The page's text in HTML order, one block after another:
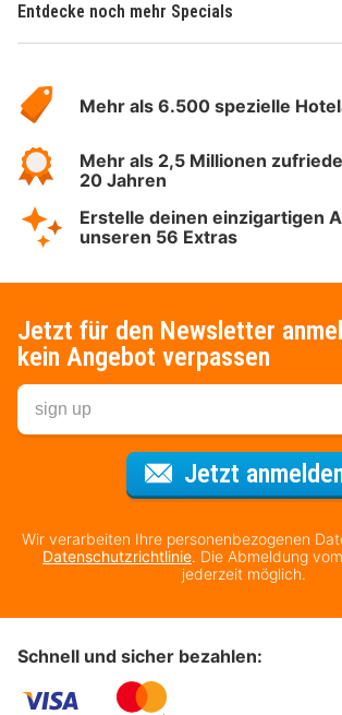
Entdecke noch mehr Specials
Hotelspecials
Mehr als 6.500 spezielle
Mehr als 2,5 Millionen
20 Jahren
Erstelle deinen einzigartigen
unseren 56 Extras
Jetzt für den Newsletter
kein Angebot verpassen
Jetzt
Wir verarbeiten Ihre personenbezogenen
Datenschutzrichtlinie. Die Abmeldung
jederzeit möglich.
Schnell und sicher bezahlen: